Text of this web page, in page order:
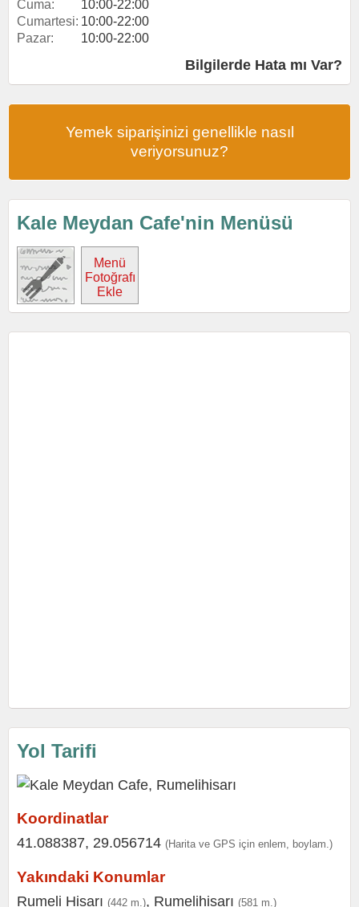
Cuma:
10:00-22:00
Cumartesi: 10:00-22:00
Pazar:
10:00-22:00
Bilgilerde Hata mı Var?
Yemek siparişinizi genellikle nasıl
veriyorsunuz?
Kale Meydan Cafe'nin Menüsü
Menü
Fotoğrafı
Ekle
Yol Tarifi
Koordinatlar
41.088387, 29.056714 (Harita ve GPS için enlem, boylam.)
Yakındaki Konumlar
Rumeli Hisarı (442 m.), Rumelihisarı (581 m.)